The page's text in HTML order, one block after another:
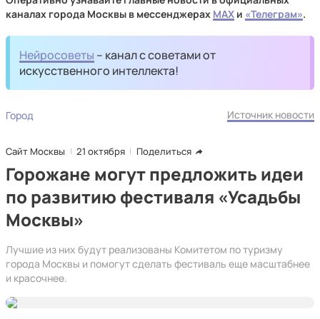
каналах города Москвы в мессенджерах MAX и «Телеграм».
Нейросоветы – канал с советами от
искусственного интеллекта!
Город Источник новости
Сайт Москвы 21 октября Поделиться
Горожане могут предложить идеи
по развитию фестиваля «Усадьбы
Москвы»
Лучшие из них будут реализованы Комитетом по туризму
города Москвы и помогут сделать фестиваль еще масштабнее
и красочнее.